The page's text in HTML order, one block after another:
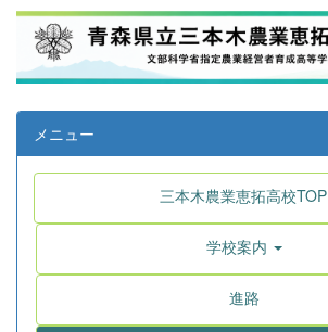
メニュー
三本木農業恵拓高校TOP
学校案内
進路